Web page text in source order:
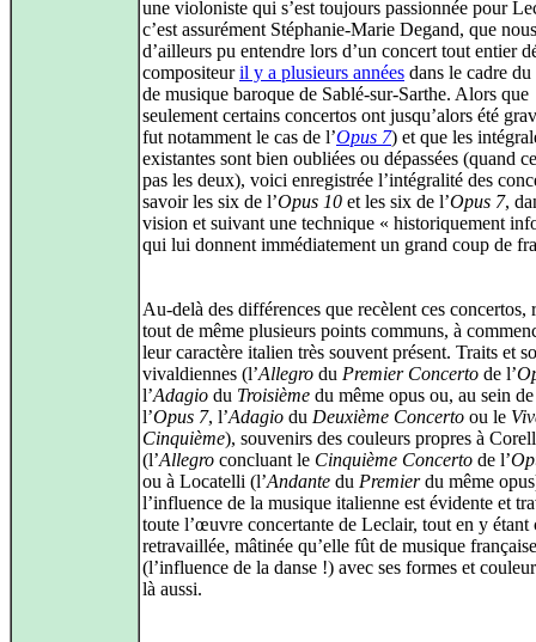
une violoniste qui s’est toujours passionnée pour
c’est assurément Stéphanie‑Marie Degand, que
d’ailleurs pu entendre lors d’un concert tout entier
compositeuril y a plusieurs années dans le cadre
de musique baroque de Sablé‑sur‑Sarthe. Alors que
seulement certains concertos ont jusqu’alors été
fut notamment le cas de l’Opus 7) et que les
existantes sont bien oubliées ou dépassées (quand
pas les deux), voici enregistrée l’intégralité des
savoir les six de l’Opus 10 et les six de l’Opus 7,
vision et suivant une technique « historiquement
qui lui donnent immédiatement un grand coup de
Au-delà des différences que recèlent ces concertos,
tout de même plusieurs points communs, à
leur caractère italien très souvent présent. Traits et
vivaldiennes (l’Allegro du Premier Concerto de l’
l’Adagio du Troisième du même opus ou, au sein de
l’Opus 7, l’Adagio du Deuxième Concerto ou le
Cinquième), souvenirs des couleurs propres à
(l’Allegro concluant le Cinquième Concerto de l’
ou à Locatelli (l’Andante du Premierdu même
l’influence de la musique italienne est évidente et
toute l’œuvre concertante de Leclair, tout en y étant
retravaillée, mâtinée qu’elle fût de musique française
(l’influence de la danse !) avec ses formes et
là aussi.